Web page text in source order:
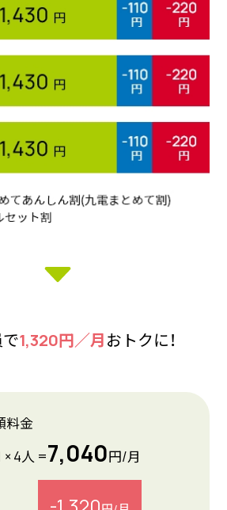
1,320円／月おトクに！
料金
× 4人 =7,040円/月